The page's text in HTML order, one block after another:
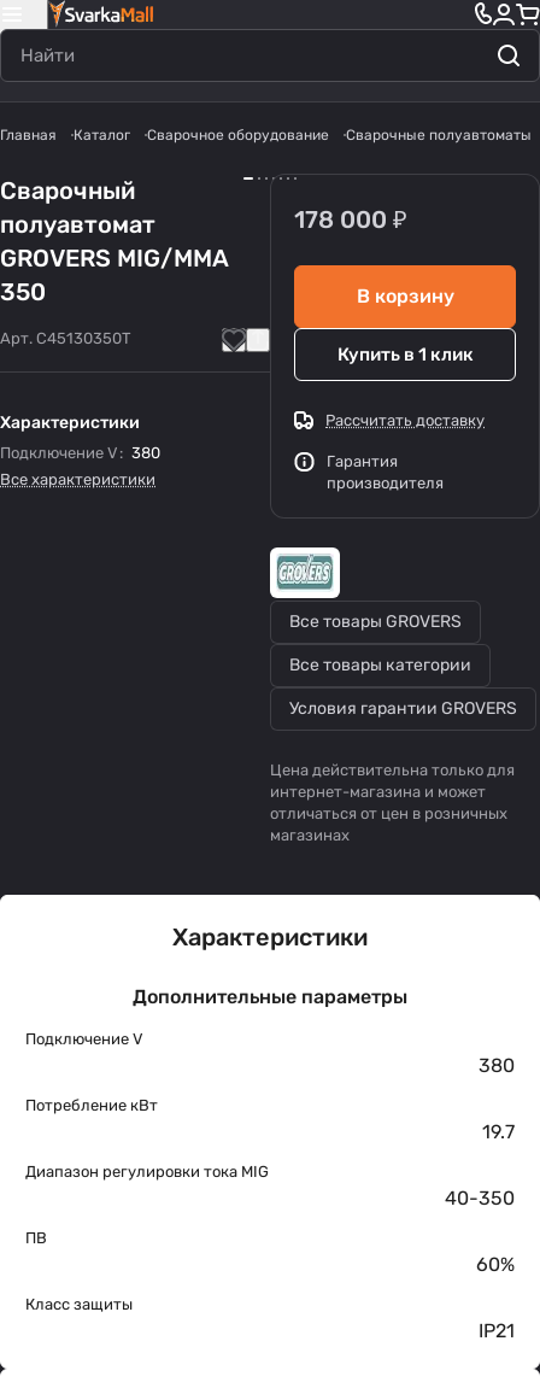
Главная Каталог Сварочное оборудование Сварочные полуавтоматы
Сварочный
полуавтомат
GROVERS MIG/MMA
350
Арт. C45130350T
Характеристики
Подключение V : 380
Все характеристики
178 000 ₽
В корзину
Купить в 1 клик
Рассчитать доставку
Гарантия
производителя
Все товары GROVERS
Все товары категории
Условия гарантии GROVERS
Цена действительна только для
интернет-магазина и может
отличаться от цен в розничных
магазинах
Характеристики
Дополнительные параметры
Подключение V
380
Потребление кВт
19.7
Диапазон регулировки тока MIG
40-350
ПВ
60%
Класс защиты
IP21